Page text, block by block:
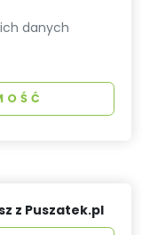
danych
z Puszatek.pl